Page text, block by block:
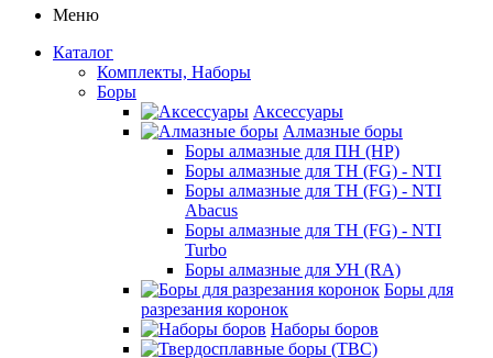
Меню
Каталог
Комплекты, Наборы
Боры
Аксессуары
Алмазные боры
Боры алмазные для ПН (HP)
Боры алмазные для ТН (FG) - NTI
Боры алмазные для ТН (FG) - NTI
Abacus
Боры алмазные для ТН (FG) - NTI
Turbo
Боры алмазные для УН (RA)
Боры для
разрезания коронок
Наборы боров